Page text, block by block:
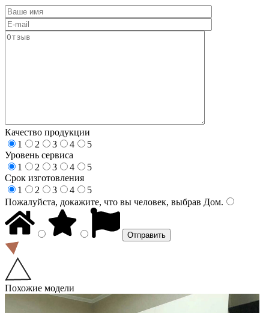
Качество продукции
1
2 3 4
5
Уровень сервиса
1
2 3 4
5
Срок изготовления
1
2 3 4
5
Пожалуйста, докажите, что вы человек, выбрав Дом.
Похожие модели